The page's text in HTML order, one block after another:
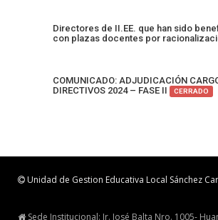
Directores de II.EE. que han sido
con plazas docentes por
COMUNICADO: ADJUDICACIÓN
DIRECTIVOS 2024 – FASE II CERRADO
Unidad de Gestion Educativa Local Sánchez
Sede Institucional: Jr. José Balta Nro. 1005-